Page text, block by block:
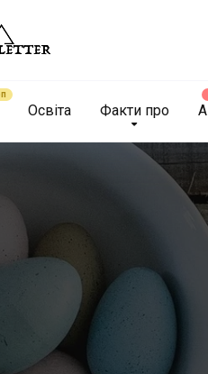
Освіта Факти про